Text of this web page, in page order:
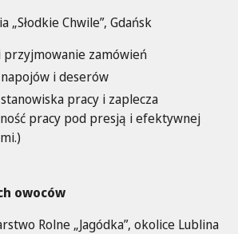
„Słodkie Chwile”, Gdańsk
przyjmowanie zamówień
i deserów
pracy i zaplecza
pracy pod presją i efektywnej
owoców
Rolne „Jagódka”, okolice Lublina